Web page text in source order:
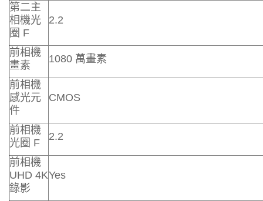
第二主
相機光
圈 F
2.2
前相機
畫素
1080 萬畫素
前相機
感光元
件
CMOS
前相機
光圈 F
2.2
前相機
UHD 4K
錄影
Yes